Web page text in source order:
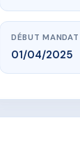
DÉBUT MANDAT
01/04/2025